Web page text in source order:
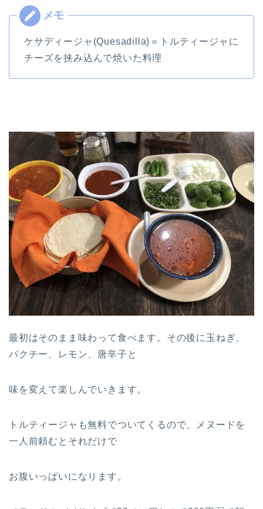
ケサディージャ(Quesadilla)＝トルティージャに
チーズを挟み込んで焼いた料理
最初はそのまま味わって食べます。その後に玉ねぎ、
パクチー、レモン、唐辛子と
味を変えて楽しんでいきます。
トルティージャも無料でついてくるので、メヌードを
一人前頼むとそれだけで
お腹いっぱいになります。